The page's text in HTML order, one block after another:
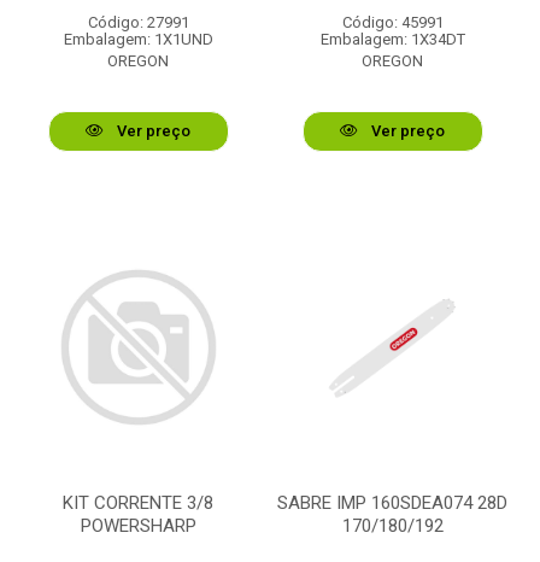
Código: 27991
Embalagem: 1X1UND
OREGON
Ver preço
Código: 45991
Embalagem: 1X34DT
OREGON
Ver preço
KIT CORRENTE 3/8
POWERSHARP
SABRE IMP 160SDEA074 28D
170/180/192